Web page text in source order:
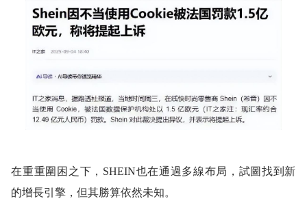
在重重圍困之下，SHEIN也在通過多線布局，試圖找到新
的增長引擎，但其勝算依然未知。